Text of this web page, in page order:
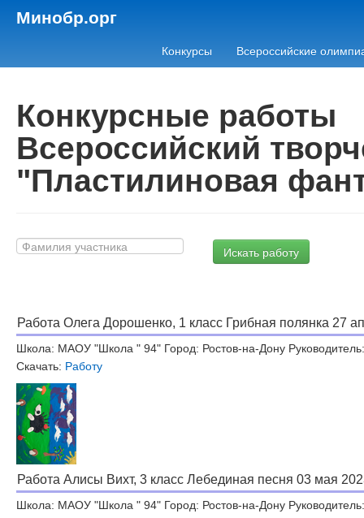
Минобр.орг
Конкурсы Всероссийские
Конкурсные работы
Всероссийский
"Пластилиновая
Работа Олега Дорошенко, 1 класс Грибная полянка 27
Школа: МАОУ "Школа " 94" Город: Ростов-на-Дону Руководитель:
Скачать: Работу
Работа Алисы Вихт, 3 класс Лебединая песня 03 мая
Школа: МАОУ "Школа " 94" Город: Ростов-на-Дону Руководитель: